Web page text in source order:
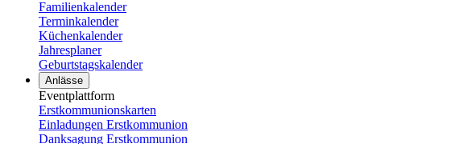
Familienkalender
Terminkalender
Küchenkalender
Jahresplaner
Geburtstagskalender
Anlässe
Eventplattform
Erstkommunionskarten
Einladungen Erstkommunion
Danksagung Erstkommunion